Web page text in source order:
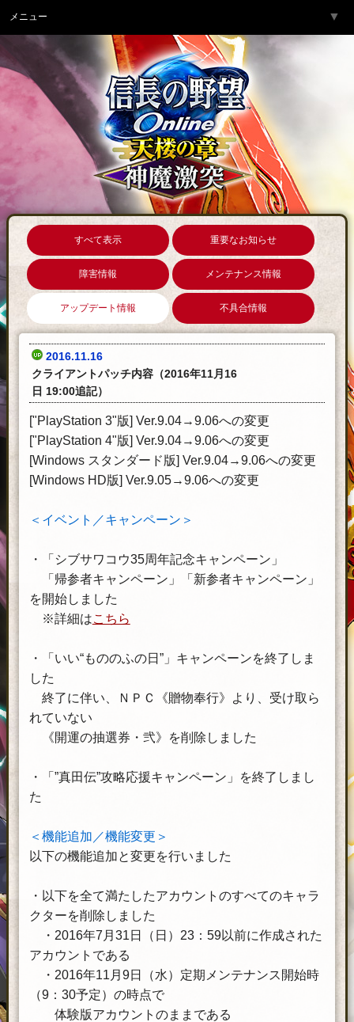
メニュー ▼
トップページ
ゲーム紹介
サービス
コミュニティ
ネットカフェ ▼
すべて表示 重要なお知らせ
障害情報 メンテナンス情報
アップデート情報 不具合情報
2016.11.16
クライアントパッチ内容（2016年11月16
日 19:00追記）
["PlayStation 3"版] Ver.9.04→9.06への変更
["PlayStation 4"版] Ver.9.04→9.06への変更
[Windows スタンダード版] Ver.9.04→9.06への変更
[Windows HD版] Ver.9.05→9.06への変更
＜イベント／キャンペーン＞
・「シブサワコウ35周年記念キャンペーン」
「帰参者キャンペーン」「新参者キャンペーン」
を開始しました
※詳細はこちら
・「いい“もののふの日”」キャンペーンを終了しま
した
終了に伴い、ＮＰＣ《贈物奉行》より、受け取ら
れていない
《開運の抽選券・弐》を削除しました
・「”真田伝”攻略応援キャンペーン」を終了しまし
た
＜機能追加／機能変更＞
以下の機能追加と変更を行いました
・以下を全て満たしたアカウントのすべてのキャラ
クターを削除しました
・2016年7月31日（日）23：59以前に作成された
アカウントである
・2016年11月9日（水）定期メンテナンス開始時
（9：30予定）の時点で
体験版アカウントのままである